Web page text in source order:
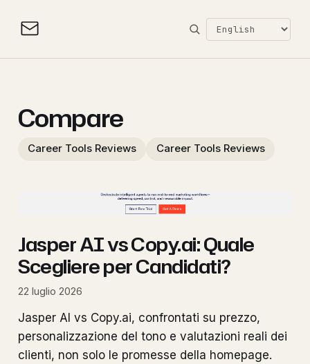
Compare
Career Tools Reviews Career Tools Reviews
Jasper AI vs Copy.ai: Quale
Scegliere per Candidati?
22 luglio 2026
Jasper AI vs Copy.ai, confrontati su prezzo,
personalizzazione del tono e valutazioni reali dei
clienti, non solo le promesse della homepage.